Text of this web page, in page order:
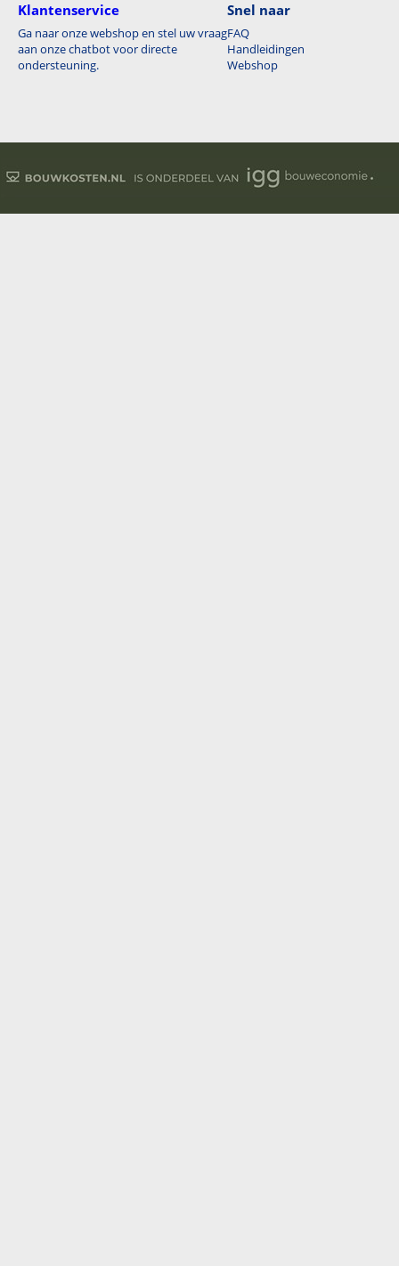
Klantenservice
Ga naar onze webshop en stel uw vraag
aan onze chatbot voor directe
ondersteuning.
Snel naar
FAQ
Handleidingen
Webshop